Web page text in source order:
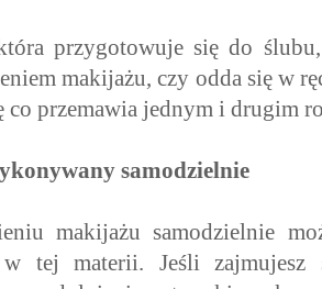
przygotowuje się do
makijażu, czy odda się w
co przemawia jednym i drugim
samodzielnie
makijażu samodzielnie
w tej materii. Jeśli zajmujesz